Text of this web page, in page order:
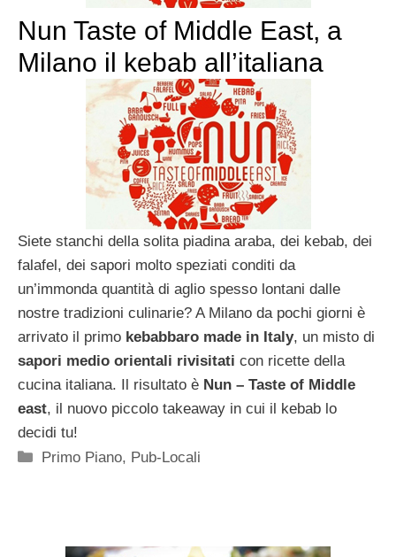
Nun Taste of Middle East, a
Milano il kebab all’italiana
Siete stanchi della solita piadina araba, dei kebab, dei
falafel, dei sapori molto speziati conditi da
un’immonda quantità di aglio spesso lontani dalle
nostre tradizioni culinarie? A Milano da pochi giorni è
arrivato il primo kebabbaro made in Italy, un misto di
sapori medio orientali rivisitati con ricette della
cucina italiana. Il risultato è Nun – Taste of Middle
east, il nuovo piccolo takeaway in cui il kebab lo
decidi tu!
Categorie
Primo Piano, Pub-Locali